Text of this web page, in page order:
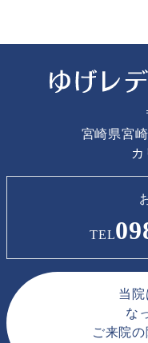
宮崎県宮
TEL
当院
な
ご来院